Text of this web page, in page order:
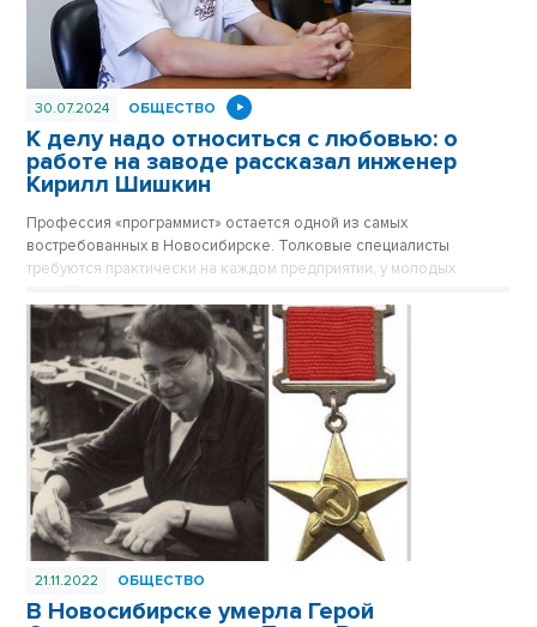
30.07.2024 ОБЩЕСТВО
К делу надо относиться с любовью: о
работе на заводе рассказал инженер
Кирилл Шишкин
Профессия «программист» остается одной из самых
востребованных в Новосибирске. Толковые специалисты
требуются практически на каждом предприятии, у молодых
неплохую карьеру.
21.11.2022 ОБЩЕСТВО
В Новосибирске умерла Герой